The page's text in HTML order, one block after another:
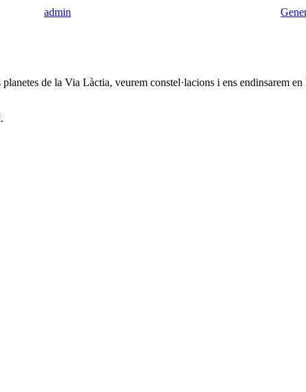
admin
de la Via Làctia, veurem constel·lacions i ens endinsarem